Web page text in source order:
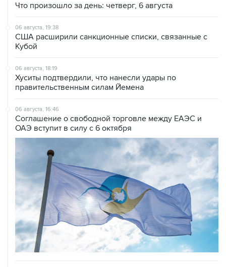
Что произошло за день: четверг, 6 августа
06 августа, 19:38
США расширили санкционные списки, связанные с
Кубой
06 августа, 18:19
Хуситы подтвердили, что нанесли удары по
правительственным силам Йемена
06 августа, 16:46
Соглашение о свободной торговле между ЕАЭС и
ОАЭ вступит в силу с 6 октября